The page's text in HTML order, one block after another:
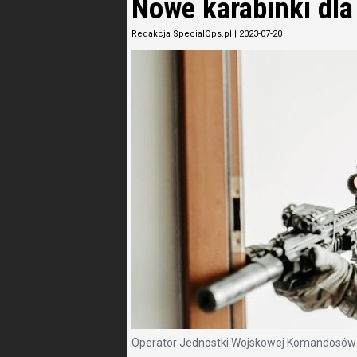
Nowe karabinki
Redakcja SpecialOps.pl | 2023-07-20
Operator Jednostki Wojskowej